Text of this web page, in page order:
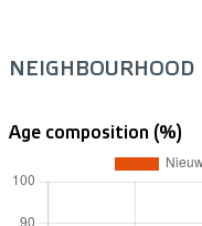
Age composition (%)